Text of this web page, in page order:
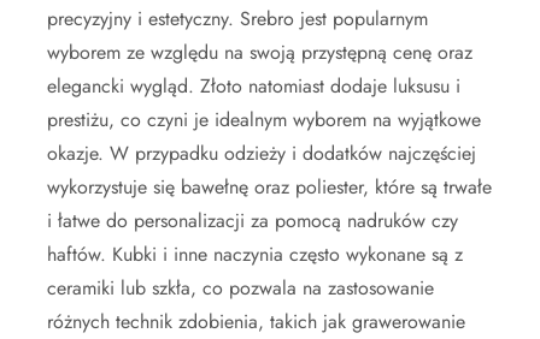
precyzyjny i estetyczny. Srebro jest popularnym
wyborem ze względu na swoją przystępną cenę oraz
elegancki wygląd. Złoto natomiast dodaje luksusu i
prestiżu, co czyni je idealnym wyborem na wyjątkowe
okazje. W przypadku odzieży i dodatków najczęściej
wykorzystuje się bawełnę oraz poliester, które są trwałe
i łatwe do personalizacji za pomocą nadruków czy
haftów. Kubki i inne naczynia często wykonane są z
ceramiki lub szkła, co pozwala na zastosowanie
różnych technik zdobienia, takich jak grawerowanie